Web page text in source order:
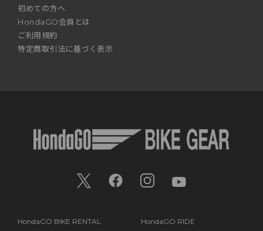
初めての方へ
HondaGO会員とは
ご利用規約
特定商取引法に基づく表示
HondaGO BIKE RENTAL
HondaGO RIDE